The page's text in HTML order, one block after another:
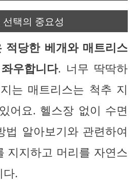
택의 중요성
적당한 베개와 매트리스
우합니다. 너무 딱딱하
는 매트리스는 척추 지
어요. 헬스장 없이 수면
법 알아보기와 관련하여
지지하고 머리를 자연스
다.